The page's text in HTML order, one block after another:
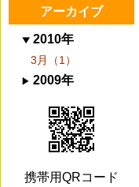
アーカイブ
2010年
3月（1）
2009年
携帯用QRコード